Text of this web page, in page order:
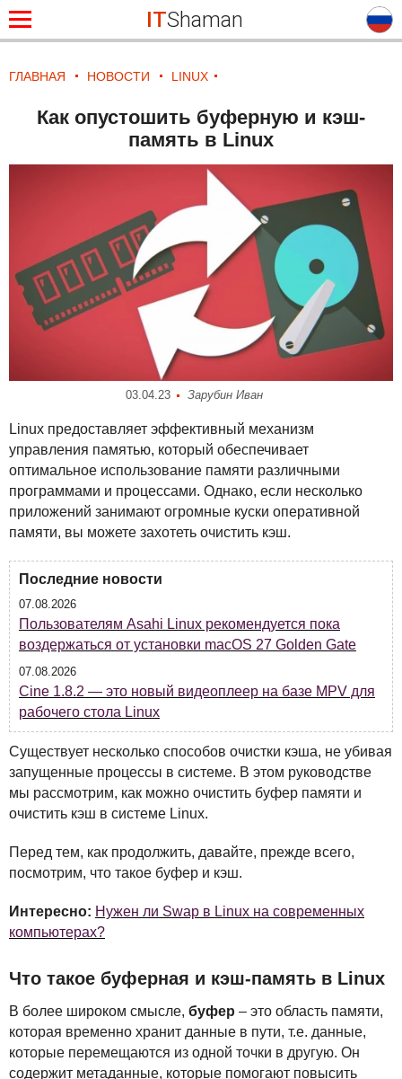
ITShaman
ГЛАВНАЯ НОВОСТИ LINUX
Как опустошить буферную и кэш-
память в Linux
03.04.23 Зарубин Иван
Linux предоставляет эффективный механизм
управления памятью, который обеспечивает
оптимальное использование памяти различными
программами и процессами. Однако, если несколько
приложений занимают огромные куски оперативной
памяти, вы можете захотеть очистить кэш.
Последние новости
07.08.2026
Пользователям Asahi Linux рекомендуется пока
воздержаться от установки macOS 27 Golden Gate
07.08.2026
Cine 1.8.2 — это новый видеоплеер на базе MPV для
рабочего стола Linux
Существует несколько способов очистки кэша, не убивая
запущенные процессы в системе. В этом руководстве
мы рассмотрим, как можно очистить буфер памяти и
очистить кэш в системе Linux.
Перед тем, как продолжить, давайте, прежде всего,
посмотрим, что такое буфер и кэш.
Интересно: Нужен ли Swap в Linux на современных
компьютерах?
Что такое буферная и кэш-память в Linux
В более широком смысле, буфер – это область памяти,
которая временно хранит данные в пути, т.е. данные,
которые перемещаются из одной точки в другую. Он
содержит метаданные, которые помогают повысить